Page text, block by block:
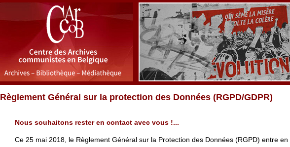
Règlement Général sur la protection des Données (RGPD/GDPR)
Nous souhaitons rester en contact avec vous !...
Ce 25 mai 2018, le Règlement Général sur la Protection des Données (RGPD) entre en